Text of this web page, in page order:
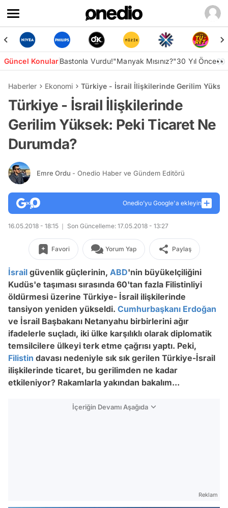
Güncel KonularBastonla Vurdu!"Manyak Mısınız?"30 Yıl Önce👀
Haberler Ekonomi Türkiye - İsrail İlişkilerinde Gerilim
Türkiye - İsrail İlişkilerinde
Gerilim Yüksek: Peki Ticaret Ne
Durumda?
Emre Ordu - Onedio Haber ve Gündem Editörü
Onedio’yu Google'a ekleyin
16.05.2018 - 18:15 Son Güncelleme: 17.05.2018 - 13:27
Favori Yorum Yap Paylaş
İsrail güvenlik güçlerinin, ABD'nin büyükelçiliğini
Kudüs'e taşıması sırasında 60'tan fazla Filistinliyi
öldürmesi üzerine Türkiye- İsrail ilişkilerinde
tansiyon yeniden yükseldi. Cumhurbaşkanı Erdoğan
ve İsrail Başbakanı Netanyahu birbirlerini ağır
ifadelerle suçladı, iki ülke karşılıklı olarak diplomatik
temsilcilere ülkeyi terk etme çağrısı yaptı. Peki,
Filistin davası nedeniyle sık sık gerilen Türkiye-İsrail
ilişkilerinde ticaret, bu gerilimden ne kadar
etkileniyor? Rakamlarla yakından bakalım...
İçeriğin Devamı Aşağıda
Reklam